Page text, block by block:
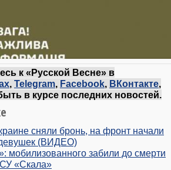
к «Русской Весне» в
, Telegram, Facebook, ВКонтакте,
в курсе последних новостей.
сняли бронь, на фронт начали
(ВИДЕО)
мобилизованного забили до смерти
«Скала»